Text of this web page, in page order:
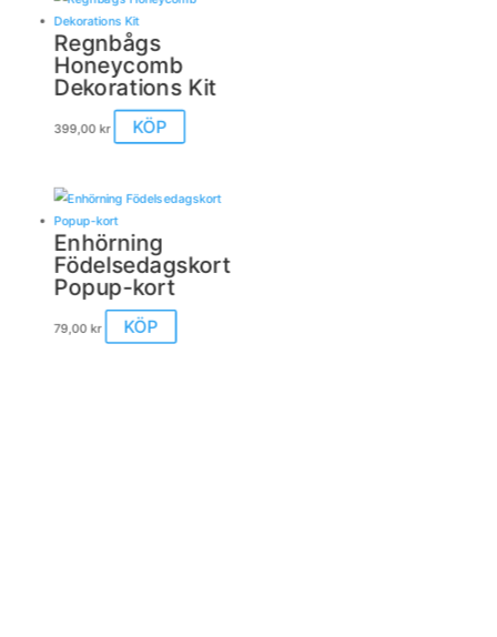
olika
alternativen
väljas
Regnbågs
Honeycomb
Dekorations Kit
399,00 kr KÖP
Enhörning
Födelsedagskort
Popup-kort
79,00 kr KÖP